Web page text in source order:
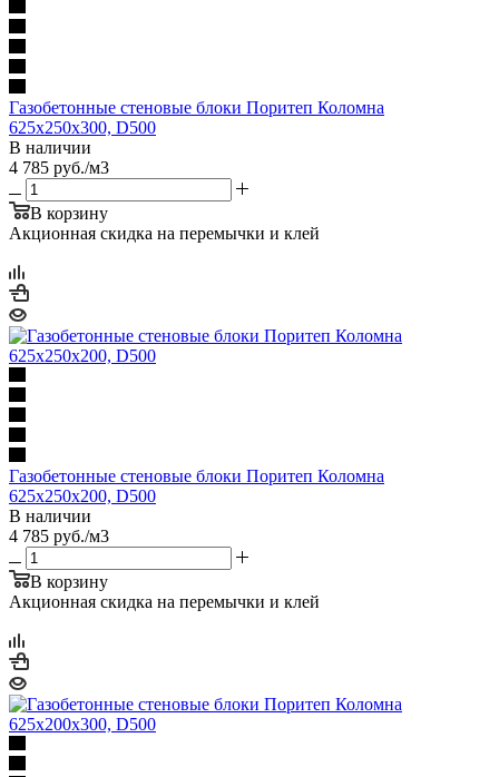
Газобетонные стеновые блоки Поритеп Коломна
625х250х300, D500
В наличии
4 785 руб./м3
В корзину
Акционная скидка на перемычки и клей
Газобетонные стеновые блоки Поритеп Коломна
625х250х200, D500
В наличии
4 785 руб./м3
В корзину
Акционная скидка на перемычки и клей